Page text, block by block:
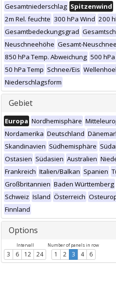
Gesamtniederschlag Spitzenwind
2m Rel. feuchte 300 hPa Wind 200
Gesamtbedeckungsgrad
Neuschneehöhe Gesamt-Neuschnee
850 hPa Temp. Abweichung 500
50 hPa Temp Schnee/Eis
Niederschlagsform
Gebiet
Europa Nordhemisphäre
Nordamerika Deutschland
Skandinavien Südhemisphäre
Ostasien Südasien Australien
Frankreich Italien/Balkan Spanien
Großbritannien Baden Württemberg
Schweiz Island Österreich
Finnland
Options
Intervall
3 6 12 24
Number of panels in row
1 2 3 4 6